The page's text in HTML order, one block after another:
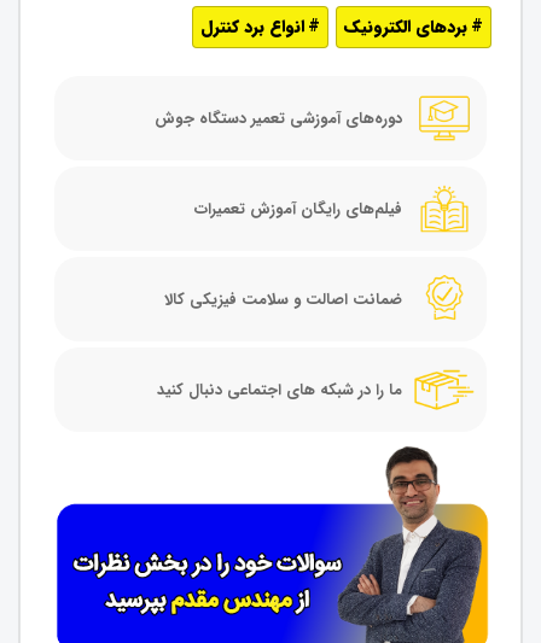
بردهای الکترونیک انواع برد کنترل
دوره‌های آموزشی تعمیر دستگاه جوش
فیلم‌های رایگان آموزش تعمیرات
ضمانت اصالت و سلامت فیزیکی کالا
ما را در شبکه های اجتماعی دنبال کنید